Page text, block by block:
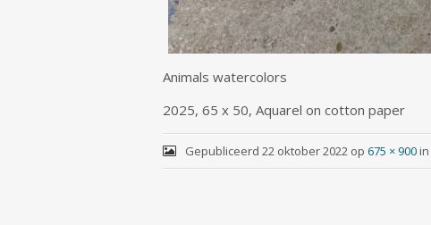
Animals watercolors
2025, 65 x 50, Aquarel on cotton paper
Gepubliceerd 22 oktober 2022op 675 × 900in